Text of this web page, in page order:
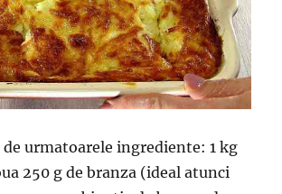
de urmatoarele ingrediente: 1 kg
250 g de branza (ideal atunci